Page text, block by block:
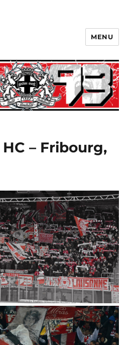
MENU
– Fribourg,